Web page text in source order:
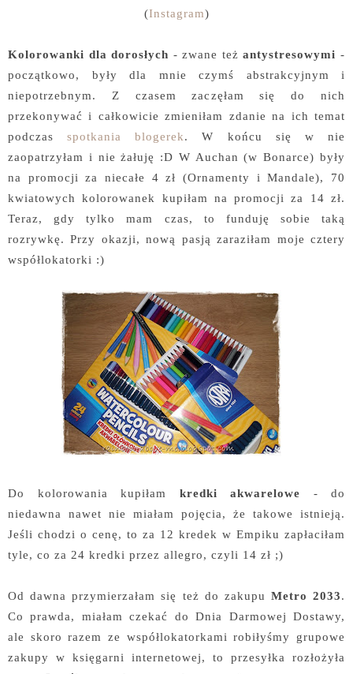
(Instagram)
Kolorowanki dla dorosłych - zwane teżantystresowymi -
początkowo, były dla mnie czymś abstrakcyjnym i
niepotrzebnym. Z czasem zaczęłam się do nich
przekonywać i całkowicie zmieniłam zdanie na ich temat
podczasspotkania blogerek. W końcu się w nie
zaopatrzyłam i nie żałuję :D W Auchan (w Bonarce) były
na promocji za niecałe 4 zł (Ornamenty i Mandale), 70
kwiatowych kolorowanek kupiłam na promocji za 14 zł.
Teraz, gdy tylko mam czas, to funduję sobie taką
rozrywkę. Przy okazji, nową pasją zaraziłam moje cztery
współlokatorki :)
Do kolorowania kupiłam kredki akwarelowe - do
niedawna nawet nie miałam pojęcia, że takowe istnieją.
Jeśli chodzi o cenę, to za 12 kredek w Empiku zapłaciłam
tyle, co za 24 kredki przez allegro, czyli 14 zł ;)
Od dawna przymierzałam się też do zakupu Metro 2033.
Co prawda, miałam czekać do Dnia Darmowej Dostawy,
ale skoro razem ze współlokatorkami robiłyśmy grupowe
zakupy w księgarni internetowej, to przesyłka rozłożyła